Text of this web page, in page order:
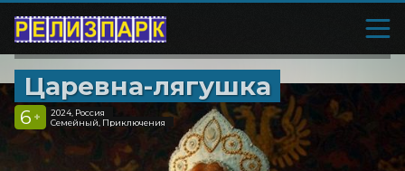
Царевна-лягушка
6 +
2024, Россия
Семейный, Приключения